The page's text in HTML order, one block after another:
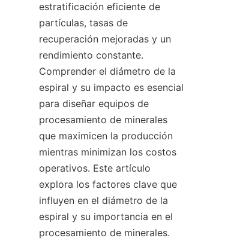
estratificación eficiente de
partículas, tasas de
recuperación mejoradas y un
rendimiento constante.
Comprender el diámetro de la
espiral y su impacto es esencial
para diseñar equipos de
procesamiento de minerales
que maximicen la producción
mientras minimizan los costos
operativos. Este artículo
explora los factores clave que
influyen en el diámetro de la
espiral y su importancia en el
procesamiento de minerales.